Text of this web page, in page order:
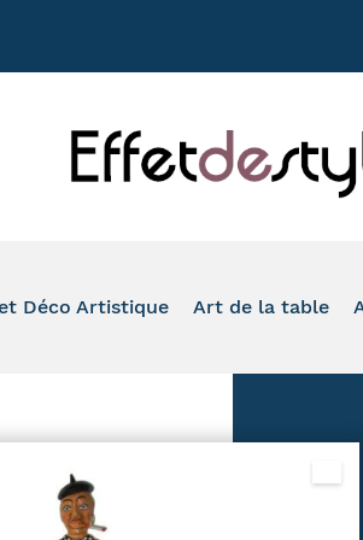
Déco Artistique
ET REPRODUCTION
Art de la table
ASSIETTE ET PLAT